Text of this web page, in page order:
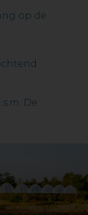
op de
De